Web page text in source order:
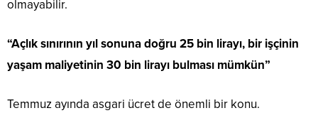
olmayabilir.
“Açlık sınırının yıl sonuna doğru 25 bin lirayı, bir işçinin
yaşam maliyetinin 30 bin lirayı bulması mümkün”
Temmuz ayında asgari ücret de önemli bir konu.